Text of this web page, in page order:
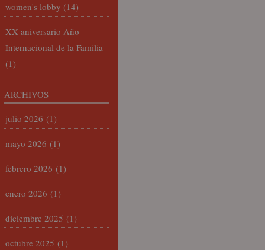
women's lobby (14)
XX aniversario Año
Internacional de la Familia
(1)
ARCHIVOS
julio 2026 (1)
mayo 2026 (1)
febrero 2026 (1)
enero 2026 (1)
diciembre 2025 (1)
octubre 2025 (1)